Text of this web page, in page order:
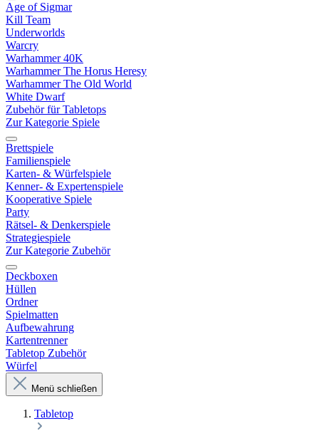
Age of Sigmar
Kill Team
Underworlds
Warcry
Warhammer 40K
Warhammer The Horus Heresy
Warhammer The Old World
White Dwarf
Zubehör für Tabletops
Zur Kategorie Spiele
Brettspiele
Familienspiele
Karten- & Würfelspiele
Kenner- & Expertenspiele
Kooperative Spiele
Party
Rätsel- & Denkerspiele
Strategiespiele
Zur Kategorie Zubehör
Deckboxen
Hüllen
Ordner
Spielmatten
Aufbewahrung
Kartentrenner
Tabletop Zubehör
Würfel
Menü schließen
Tabletop